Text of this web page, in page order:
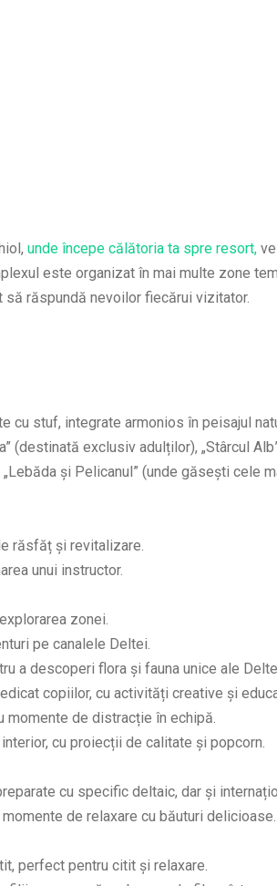
unde începe călătoria ta spre resort,
este organizat în mai multe zone
răspundă nevoilor fiecărui vizitator.
cu stuf, integrate armonios în peisajul
(destinată exclusiv adulților), „Stârcul
și Pelicanul” (unde găsești cele
răsfăț și revitalizare.
unui instructor.
zonei.
pe canalele Deltei.
a descoperi flora și fauna unice ale
copiilor, cu activități creative și
momente de distracție în echipă.
cu proiecții de calitate și popcorn.
cu specific deltaic, dar și
de relaxare cu băuturi delicioase.
perfect pentru citit și relaxare.